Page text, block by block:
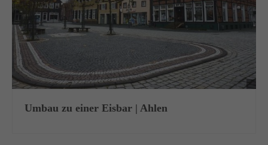
elit.
Aenean commodo ligula eget dolor. Aenean massa. Cum
sociis natoque penatibus et magnis dis parturient montes,
nascetur ridiculus mus. Donec quam felis, ultricies nec.
Umbau zu einer Eisbar | Ahlen